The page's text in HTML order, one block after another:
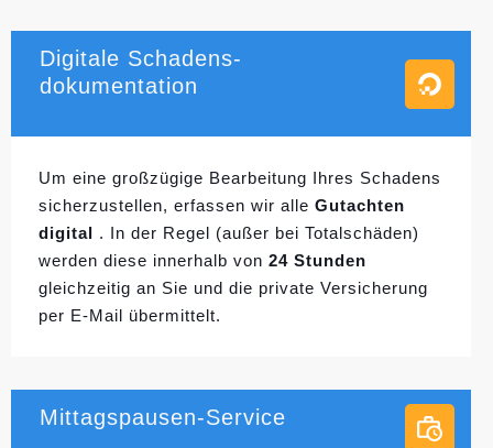
Digitale Schadens-
dokumentation
Um eine großzügige Bearbeitung Ihres Schadens
sicherzustellen, erfassen wir alle Gutachten
digital . In der Regel (außer bei Totalschäden)
werden diese innerhalb von 24 Stunden
gleichzeitig an Sie und die private Versicherung
per E-Mail übermittelt.
Mittagspausen-Service